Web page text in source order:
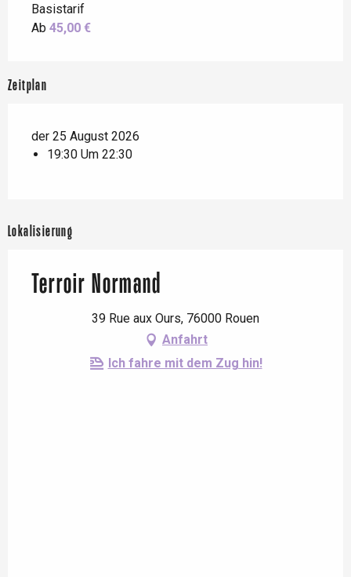
Basistarif
Ab 45,00 €
Zeitplan
der 25 August 2026
19:30 Um 22:30
Lokalisierung
Terroir Normand
39 Rue aux Ours, 76000 Rouen
Anfahrt
Ich fahre mit dem Zug hin!